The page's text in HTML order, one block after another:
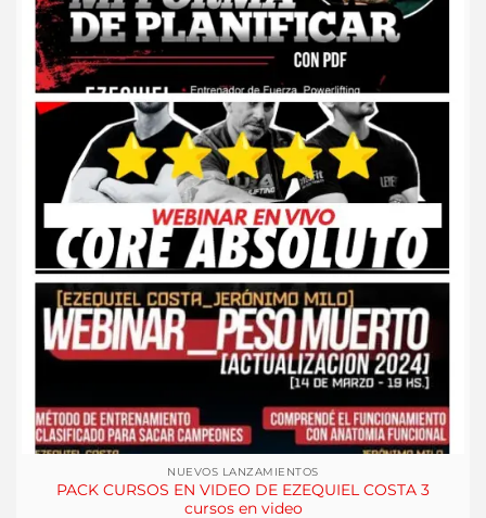
NUEVOS LANZAMIENTOS
PACK CURSOS EN VIDEO DE EZEQUIEL COSTA 3
cursos en video